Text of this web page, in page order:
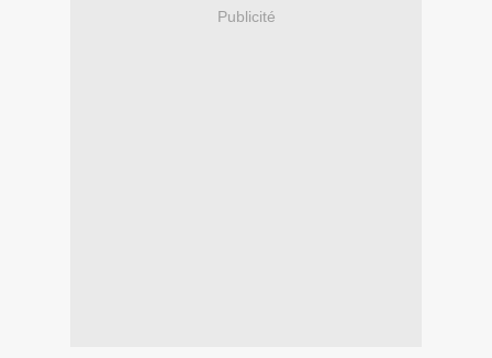
Publicité